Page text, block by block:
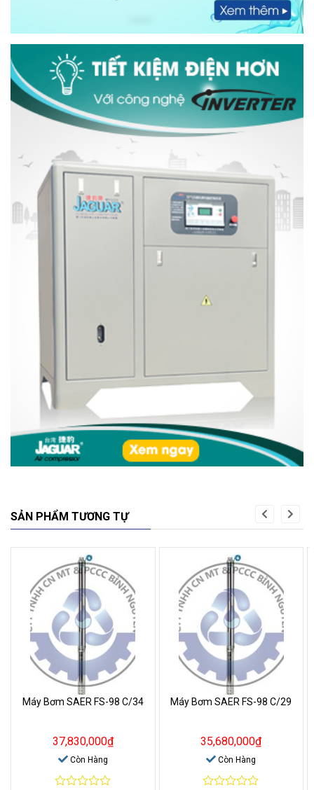
SẢN PHẨM TƯƠNG TỰ
Máy Bơm SAER FS-98 C/34
37,830,000₫
Còn Hàng
Máy Bơm SAER FS-98 C/29
35,680,000₫
Còn Hàng